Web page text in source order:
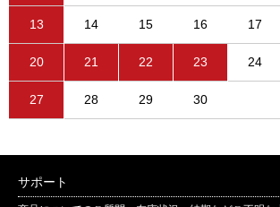
13 14 15 16 17
20 21 22 23 24
27 28 29 30
サポート